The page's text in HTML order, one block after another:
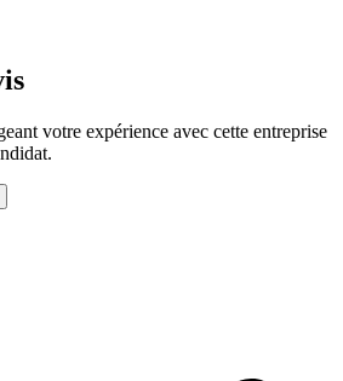
votre expérience avec cette entreprise